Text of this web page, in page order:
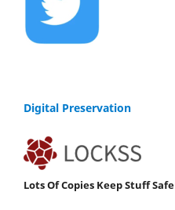
Digital Preservation
Lots Of Copies Keep Stuff Safe